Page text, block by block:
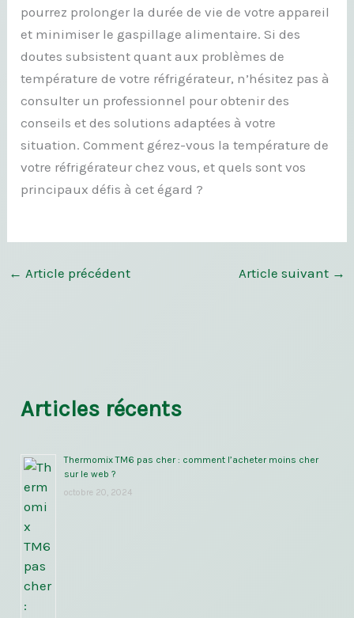
pourrez prolonger la durée de vie de votre appareil
et minimiser le gaspillage alimentaire. Si des
doutes subsistent quant aux problèmes de
température de votre réfrigérateur, n’hésitez pas à
consulter un professionnel pour obtenir des
conseils et des solutions adaptées à votre
situation. Comment gérez-vous la température de
votre réfrigérateur chez vous, et quels sont vos
principaux défis à cet égard ?
← Article précédent Article suivant →
Articles récents
Thermomix TM6 pas cher : comment l’acheter moins cher
sur le web ?
octobre 20, 2024